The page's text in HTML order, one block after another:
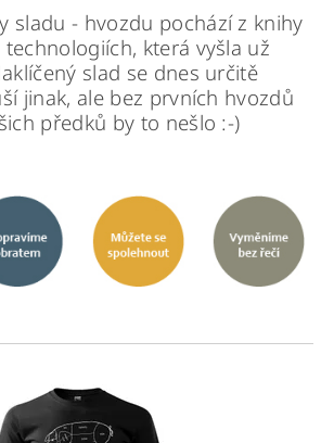
sladu - hvozdu pochází z knihy
která vyšla už
slad se dnes určitě
jinak, ale bez prvních hvozdů
předků by to nešlo :-)